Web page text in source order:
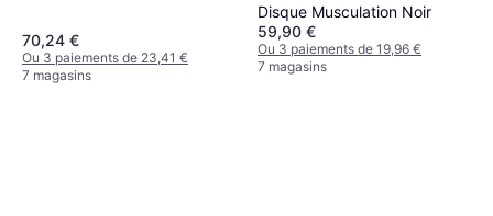
70,24 €
Ou 3 paiements de 23,41 €
7 magasins
Disque Musculation Noir
59,90 €
Ou 3 paiements de 19,96 €
7 magasins